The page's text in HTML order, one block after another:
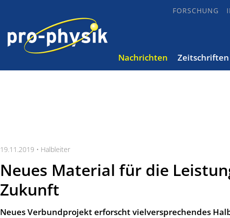
FORSCHUNG
Nachrichten Zeitschriften
19.11.2019 • Halbleiter
Neues Material für die
Zukunft
Neues Verbundprojekt erforscht vielversprechendes